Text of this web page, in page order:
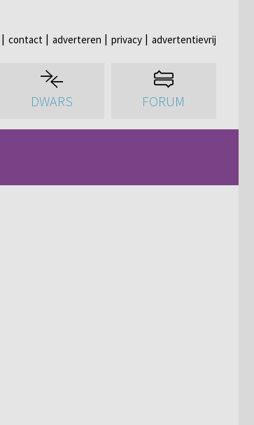
contact adverteren privacy advertentievrij
DWARS FORUM